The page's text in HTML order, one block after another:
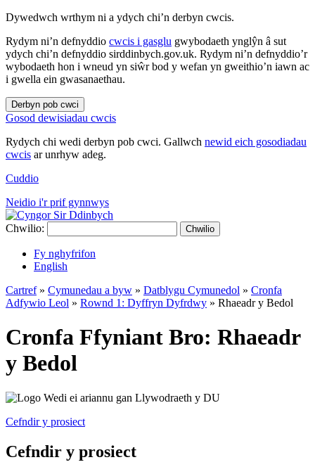
Dywedwch wrthym ni a ydych chi’n derbyn cwcis.
Rydym ni’n defnyddio cwcis i gasglu gwybodaeth ynglŷn â sut
ydych chi’n defnyddio sirddinbych.gov.uk. Rydym ni’n defnyddio’r
wybodaeth hon i wneud yn siŵr bod y wefan yn gweithio’n iawn ac
i gwella ein gwasanaethau.
Derbyn pob cwci
Gosod dewisiadau cwcis
Rydych chi wedi derbyn pob cwci. Gallwch newid eich gosodiadau
cwcis ar unrhyw adeg.
Cuddio
Neidio i'r prif gynnwys
Chwilio: Chwilio
Fy nghyfrifon
English
Cartref» Cymunedau a byw » Datblygu Cymunedol » Cronfa
Adfywio Leol » Rownd 1: Dyffryn Dyfrdwy » Rhaeadr y Bedol
Cronfa Ffyniant Bro: Rhaeadr
y Bedol
Cefndir y prosiect
Cefndir y prosiect